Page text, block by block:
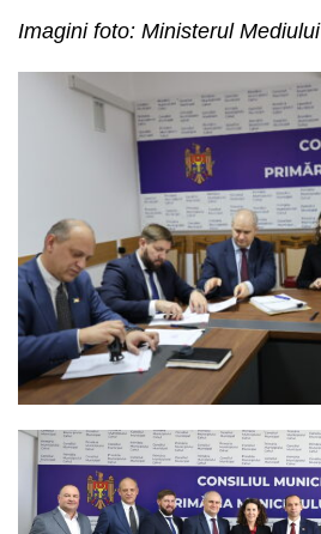
Imagini foto: Ministerul Mediului